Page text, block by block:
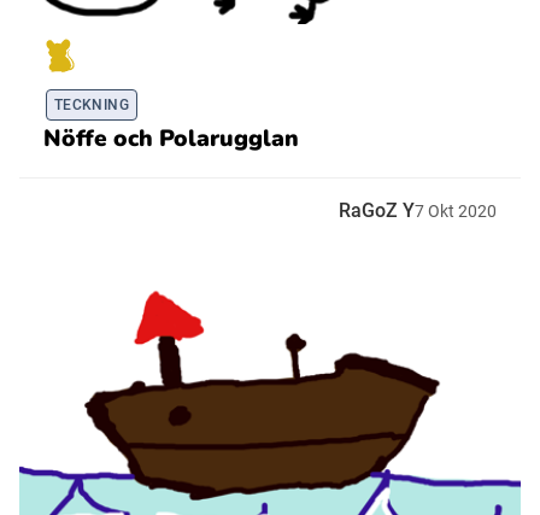
TECKNING
Nöffe och Polarugglan
RaGoZ Y7Okt 2020